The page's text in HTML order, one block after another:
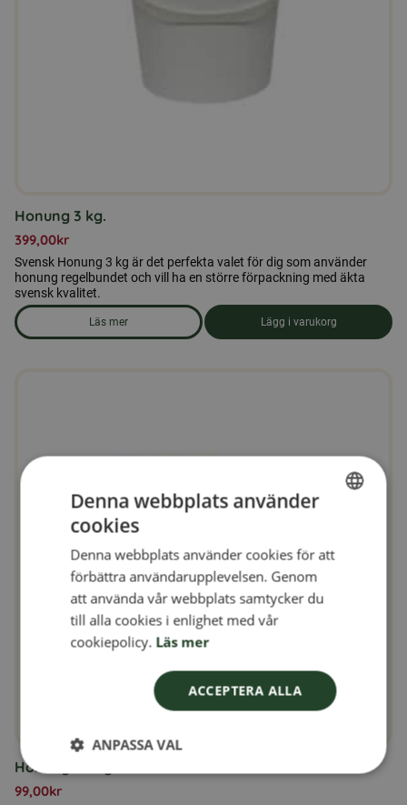
Honung 3 kg.
399,00kr
Svensk Honung 3 kg är det perfekta valet för dig som använder
honung regelbundet och vill ha en större förpackning med äkta
svensk kvalitet.
Läs mer
om produkten Honung 3 kg.
Lägg i varukorg
Honung 700 gr. Öxnevåls Gård AB
99,00kr
FINNISH
DANISH
Denna webbplats använder
cookies
Denna webbplats använder cookies för att
förbättra användarupplevelsen. Genom
att använda vår webbplats samtycker du
till alla cookies i enlighet med vår
cookiepolicy. Läs mer
ACCEPTERA ALLA
ANPASSA VAL